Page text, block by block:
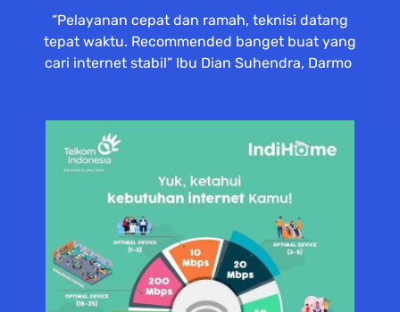
“Pelayanan cepat dan ramah, teknisi datang
tepat waktu. Recommended banget buat yang
cari internet stabil” Ibu Dian Suhendra, Darmo